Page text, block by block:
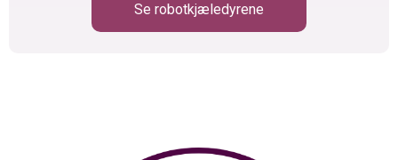
Se robotkjæledyrene